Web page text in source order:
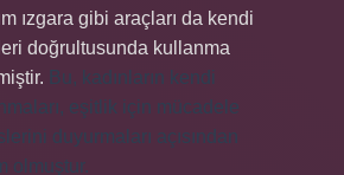
ızgara gibi araçları da kendi
doğrultusunda kullanma
Bu, kadınların kendi
eşitlik için mücadele
duyurmaları açısından
olmuştur.